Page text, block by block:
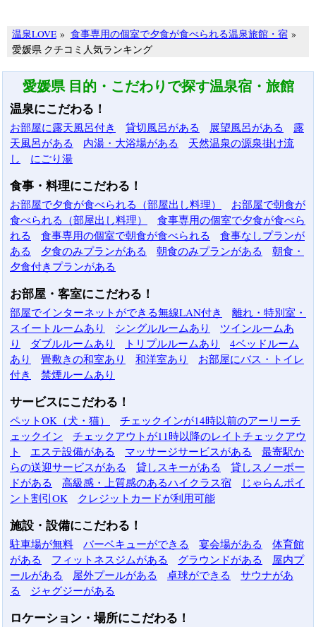
温泉LOVE» 食事専用の個室で夕食が食べられる温泉旅館・宿»
愛媛県 クチコミ人気ランキング
愛媛県 目的・こだわりで探す温泉宿・旅館
温泉にこだわる！
お部屋に露天風呂付き 貸切風呂がある 展望風呂がある
露
天風呂がある
内湯・大浴場がある
天然温泉の源泉掛け流
し
にごり湯
食事・料理にこだわる！
お部屋で夕食が食べられる（部屋出し料理）
お部屋で朝食が
食べられる（部屋出し料理）
食事専用の個室で夕食が食べら
れる
食事専用の個室で朝食が食べられる
食事なしプランが
ある
夕食のみプランがある 朝食のみプランがある
朝食・
夕食付きプランがある
お部屋・客室にこだわる！
部屋でインターネットができる無線LAN付き
離れ・特別室・
スイートルームあり
シングルルームあり
ツインルームあ
り
ダブルルームあり トリプルルームあり
4ベッドルーム
あり
畳敷きの和室あり 和洋室あり
お部屋にバス・トイレ
付き
禁煙ルームあり
サービスにこだわる！
ペットOK（犬・猫）
チェックインが14時以前のアーリーチ
ェックイン
チェックアウトが11時以降のレイトチェックアウ
ト
エステ設備がある マッサージサービスがある
最寄駅か
らの送迎サービスがある
貸しスキーがある
貸しスノーボー
ドがある
高級感・上質感のあるハイクラス宿
じゃらんポイ
ント割引OK
クレジットカードが利用可能
施設・設備にこだわる！
駐車場が無料 バーベキューができる 宴会場がある
体育館
がある
フィットネスジムがある グラウンドがある
屋内プ
ールがある
屋外プールがある 卓球ができる
サウナがあ
る
ジャグジーがある
ロケーション・場所にこだわる！